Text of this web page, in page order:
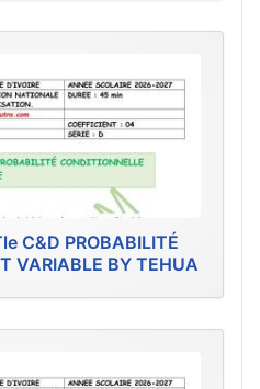
C&D PROBABILITÉ
VARIABLE BY TEHUA